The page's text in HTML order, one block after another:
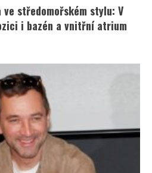
středomořském stylu: V
i bazén a vnitřní atrium